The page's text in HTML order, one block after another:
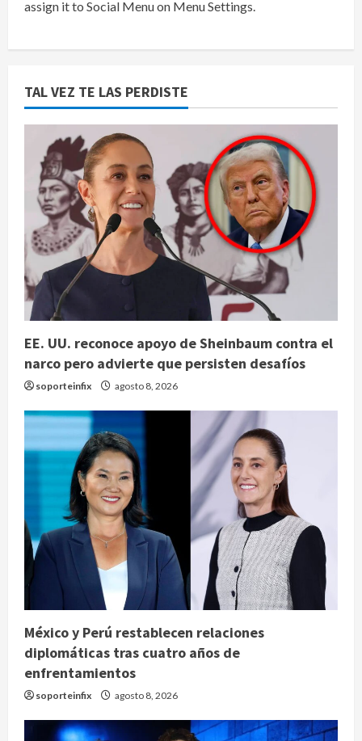
assign it to Social Menu on Menu Settings.
TAL VEZ TE LAS PERDISTE
EE. UU. reconoce apoyo de Sheinbaum contra el
narco pero advierte que persisten desafíos
soporteinfix agosto 8, 2026
México y Perú restablecen relaciones
diplomáticas tras cuatro años de
enfrentamientos
soporteinfix agosto 8, 2026